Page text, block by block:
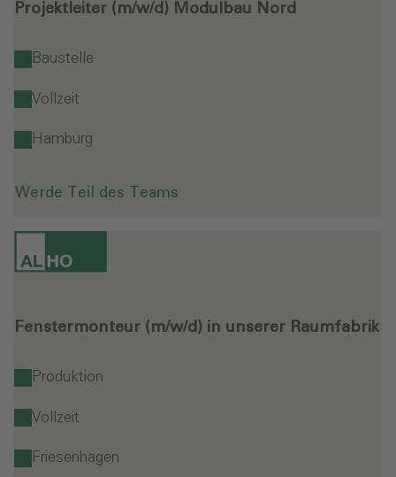
Projektleiter (m/w/d) Modulbau Nord
Baustelle
Vollzeit
Hamburg
Werde Teil des Teams
Fenstermonteur (m/w/d) in unserer Raumfabrik
Produktion
Vollzeit
Friesenhagen